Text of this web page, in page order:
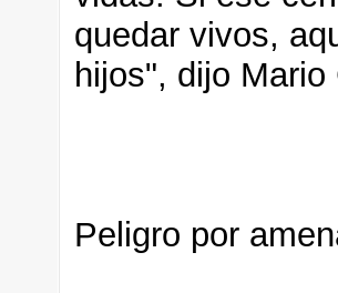
quedar vivos,
hijos", dijo
Peligro por